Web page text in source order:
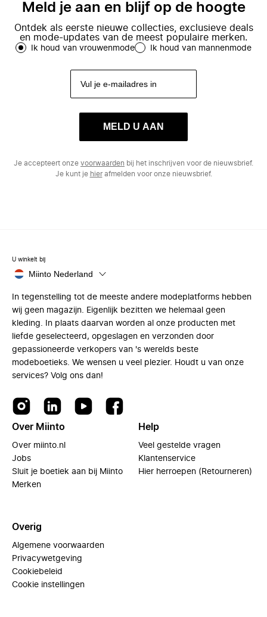
Meld je aan en blijf op de hoogte
Ontdek als eerste nieuwe collecties, exclusieve deals
en mode-updates van de meest populaire merken.
Ik houd van vrouwenmode Ik houd van mannenmode
MELD U AAN
Je accepteert onze voorwaarden bij het inschrijven voor de nieuwsbrief.
Je kunt je hierafmelden voor onze nieuwsbrief.
U winkelt bij
Miinto Nederland
In tegenstelling tot de meeste andere modeplatforms hebben
wij geen magazijn. Eigenlijk bezitten we helemaal geen
kleding. In plaats daarvan worden al onze producten met
liefde geselecteerd, opgeslagen en verzonden door
gepassioneerde verkopers van 's werelds beste
modeboetieks. We wensen u veel plezier. Houdt u van onze
services? Volg ons dan!
Over Miinto
Over miinto.nl
Jobs
Sluit je boetiek aan bij Miinto
Merken
Help
Veel gestelde vragen
Klantenservice
Hier herroepen (Retourneren)
Overig
Algemene voorwaarden
Privacywetgeving
Cookiebeleid
Cookie instellingen